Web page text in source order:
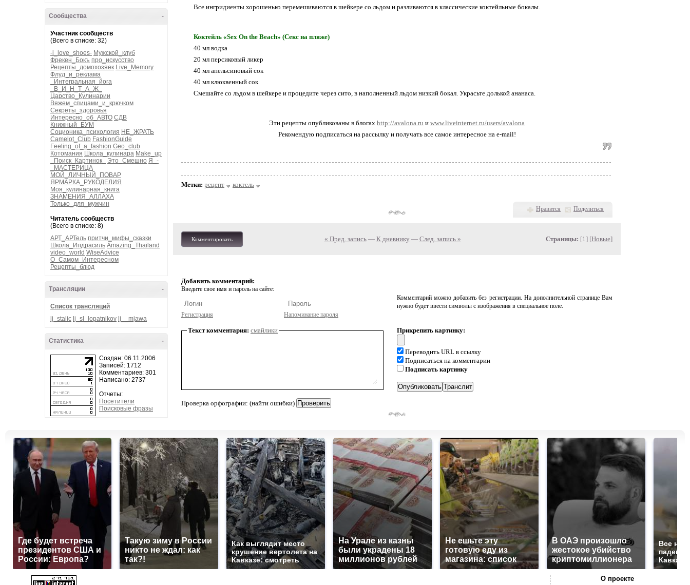
-
Сообщества
Участник сообществ
(Всего в списке: 32)
-i_love_shoes- Мужской_клуб
Фрекен_Бокъ про_искусство
Рецепты_домохозяек Live_Memory
Флуд_и_реклама
_Интегральная_йога
_В_И_Н_Т_А_Ж_
Царство_Кулинарии
Вяжем_спицами_и_крючком
Секреты_здоровья
Интересно_об_АВТО СДВ
Книжный_БУМ
Соционика_психология НЕ_ЖРАТЬ
Camelot_Club FashionGuide
Feeling_of_a_fashion Geo_club
Котомания Школа_кулинара Make_up
_Поиск_Картинок_
Это_Смешно Я_-
_МАСТЕРИЦА
МОЙ_ЛИЧНЫЙ_ПОВАР
ЯРМАРКА_РУКОДЕЛИЯ
Моя_кулинарная_книга
ЗНАМЕНИЯ_АЛЛАХА
Только_для_мужчин
Читатель сообществ
(Всего в списке: 8)
АРТ_АРТель притчи_мифы_сказки
Школа_Иггдрасиль Amazing_Thailand
video_world WiseAdvice
О_Самом_Интересном
Рецепты_блюд
-
Трансляции
Список трансляций
lj_stalic lj_sl_lopatnikov lj__mjawa
-
Статистика
Создан: 06.11.2006
Записей: 1712
Комментариев: 301
Написано: 2737
Отчеты:
Посетители
Поисковые фразы
Все ингридиенты хорошенько перемешиваются в шейкере со льдом и разливаются в классические коктейльные бокалы.
Коктейль «Sex On the Beach» (Секс на пляже)
40 мл водка
20 мл персиковый ликер
40 мл апельсиновый сок
40 мл клюквенный сок
Смешайте со льдом в шейкере и процедите через сито, в наполненный льдом низкий бокал. Украсьте долькой ананаса.
Эти рецепты опубликованы в блогах http://avalona.ru и www.liveinternet.ru/users/avalona
Рекомендую подписаться на рассылку и получать все самое интересное на e-mail!
Метки: рецепт коктель
Нравится Поделиться
Комментировать « Пред. запись— К дневнику — След. запись » Страницы: [1] [Новые]
Добавить комментарий:
Введите свое имя и пароль на сайте:
Регистрация Напоминание пароля
Комментарий можно добавить без регистрации. На дополнительной странице Вам
нужно будет ввести символы с изображения в специальное поле.
Текст комментария: смайлики
Проверка орфографии: (найти ошибки)
Прикрепить картинку:
Переводить URL в ссылку
Подписаться на комментарии
Подписать картинку
Где будет встреча
президентов США и
России: Европа?
Такую зиму в России
никто не ждал: как
так?!
Как выглядит место
крушение вертолета на
Кавказе: смотреть
На Урале из казны
были украдены 18
миллионов рублей
Не ешьте эту
готовую еду из
магазина: список
В ОАЭ произошло
жестокое убийство
криптомиллионера
Все
О проекте